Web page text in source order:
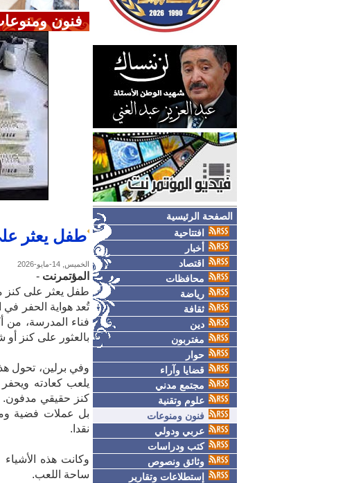
الصفحة الرئيسية
افتتاحية
أخبار
اقتصاد
محافظات
رياضة
ثقافة
دين
مغتربون
حوار
قضايا وآراء
مجتمع مدني
علوم وتقنية
فنون ومنوعات
عربي ودولي
كتب ودراسات
وثائق ونصوص
إستطلاعات وتقارير
فنون
طفل يعثر
الخميس, 14-مايو-2026
المؤتمرنت -
طفل يعثر على كنز
تُعد هواية الحفر
فناء المدرسة، من
بالعثور على كنز
وفي برلين، تحول
يلعب كعادته
كنز حقيقي مدفون.
نقدا.
وكانت هذه
ساحة اللعب.